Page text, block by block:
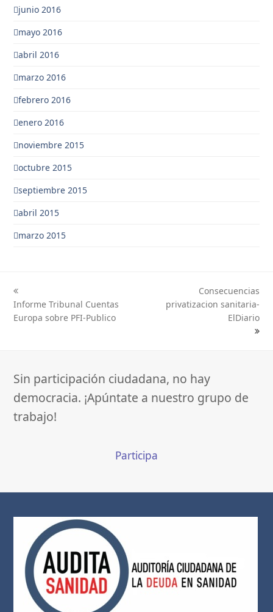
junio 2016
mayo 2016
abril 2016
marzo 2016
febrero 2016
enero 2016
noviembre 2015
octubre 2015
septiembre 2015
abril 2015
marzo 2015
previous
post:
Informe Tribunal Cuentas
Europa sobre PFI-Publico
post:
Consecuencias
privatizacion sanitaria-
ElDiario
Sin participación ciudadana, no hay
democracia. ¡Apúntate a nuestro grupo de
trabajo!
Participa